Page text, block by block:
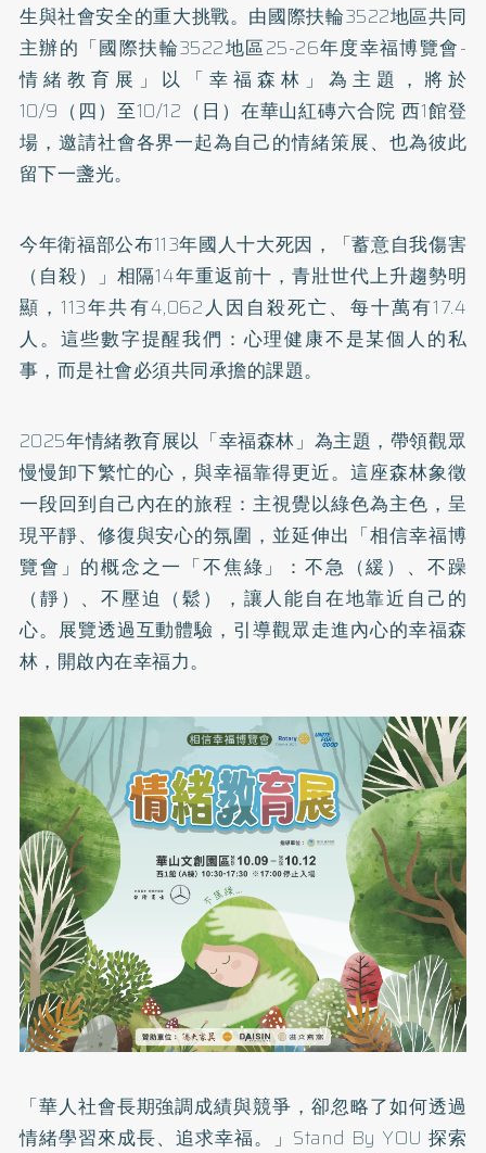
生與社會安全的重大挑戰。由國際扶輪3522地區共同
主辦的「國際扶輪3522地區25-26年度幸福博覽會-
情緒教育展」以「幸福森林」為主題，將於
10/9（四）至10/12（日）在華山紅磚六合院 西1館登
場，邀請社會各界一起為自己的情緒策展、也為彼此
留下一盞光。
今年衛福部公布113年國人十大死因，「蓄意自我傷害
（自殺）」相隔14年重返前十，青壯世代上升趨勢明
顯，113年共有4,062人因自殺死亡、每十萬有17.4
人。這些數字提醒我們：心理健康不是某個人的私
事，而是社會必須共同承擔的課題。
2025年情緒教育展以「幸福森林」為主題，帶領觀眾
慢慢卸下繁忙的心，與幸福靠得更近。這座森林象徵
一段回到自己內在的旅程：主視覺以綠色為主色，呈
現平靜、修復與安心的氛圍，並延伸出「相信幸福博
覽會」的概念之一「不焦綠」：不急（緩）、不躁
（靜）、不壓迫（鬆），讓人能自在地靠近自己的
心。展覽透過互動體驗，引導觀眾走進內心的幸福森
林，開啟內在幸福力。
「華人社會長期強調成績與競爭，卻忽略了如何透過
情緒學習來成長、追求幸福。」Stand By YOU 探索